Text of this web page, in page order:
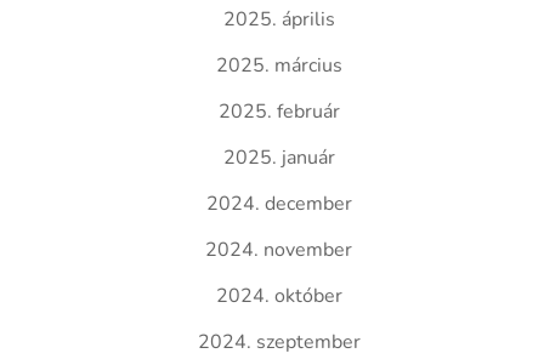
2025. április
2025. március
2025. február
2025. január
2024. december
2024. november
2024. október
2024. szeptember